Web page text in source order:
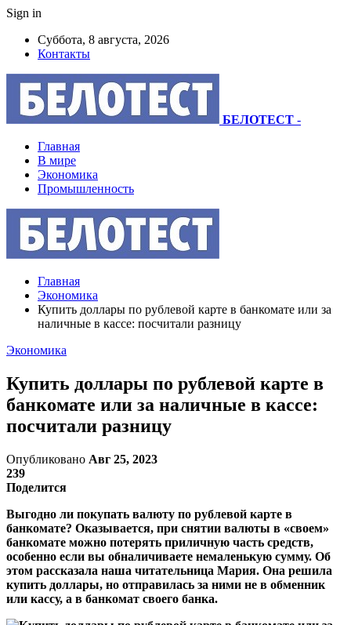
Sign in
Суббота, 8 августа, 2026
Контакты
БЕЛОТЕСТ -
Главная
В мире
Экономика
Промышленность
Главная
Экономика
Купить доллары по рублевой карте в банкомате или за
наличные в кассе: посчитали разницу
Экономика
Купить доллары по рублевой карте в
банкомате или за наличные в кассе:
посчитали разницу
Опубликовано Авг 25, 2023
239
Поделится
Выгодно ли покупать валюту по рублевой карте в
банкомате? Оказывается, при снятии валюты в «своем»
банкомате можно потерять приличную часть средств,
особенно если вы обналичиваете немаленькую сумму. Об
этом рассказала наша читательница Мария. Она решила
купить доллары, но отправилась за ними не в обменник
или кассу, а в банкомат своего банка.